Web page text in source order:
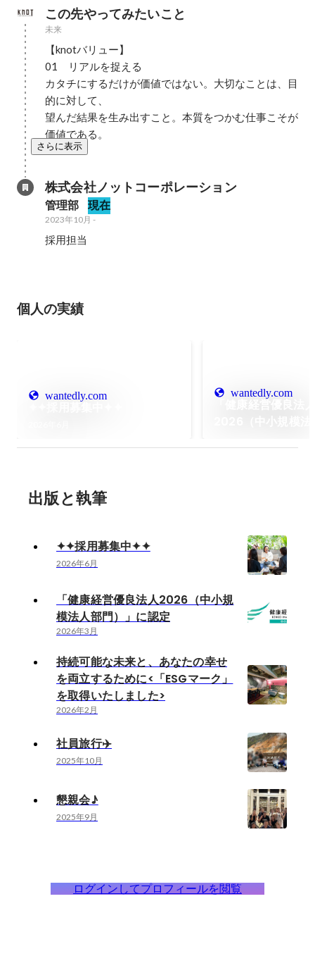
この先やってみたいこと
未来
【knotバリュー】
01　リアルを捉える
カタチにするだけが価値ではない。大切なことは、目
的に対して、
望んだ結果を生み出すこと。本質をつかむ仕事こそが
価値である。
さらに表示
株式会社ノットコーポレーション
管理部 現在
2023年10月 -
採用担当
個人の実績
wantedly.com wantedly.com
出版と執筆
✦✦採用募集中✦✦
2026年6月
「健康経営優良法人2026（中小規
模法人部門）」に認定
2026年3月
持続可能な未来と、あなたの幸せ
を両立するために<「ESGマーク」
を取得いたしました>
2026年2月
社員旅行✈️
2025年10月
懇親会♪
2025年9月
ログインしてプロフィールを閲覧